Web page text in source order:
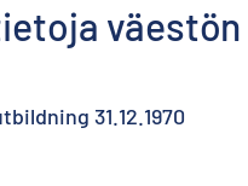
väestön
31.12.1970